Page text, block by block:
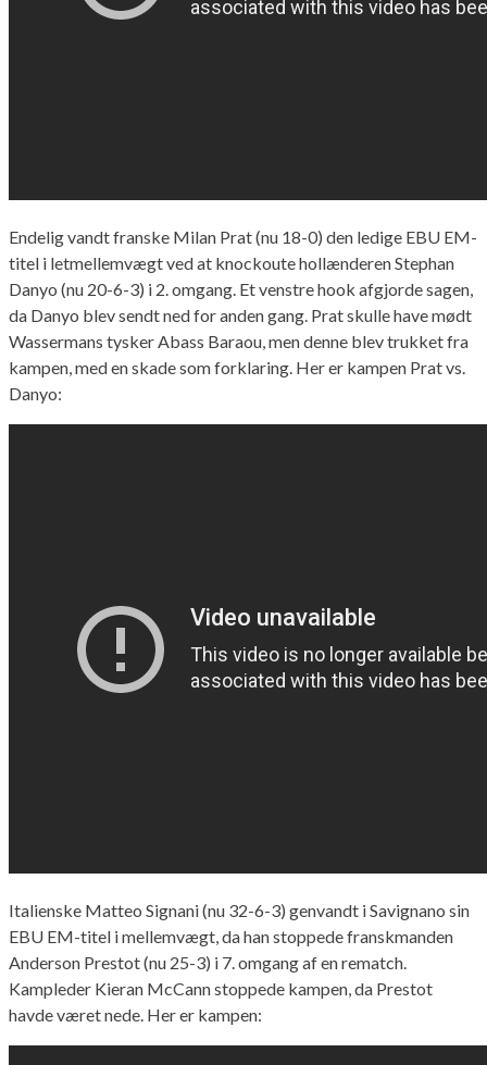
Endelig vandt franske Milan Prat (nu 18-0) den ledige EBU EM-
titel i letmellemvægt ved at knockoute hollænderen Stephan
Danyo (nu 20-6-3) i 2. omgang. Et venstre hook afgjorde sagen,
da Danyo blev sendt ned for anden gang. Prat skulle have mødt
Wassermans tysker Abass Baraou, men denne blev trukket fra
kampen, med en skade som forklaring. Her er kampen Prat vs.
Danyo:
Italienske Matteo Signani (nu 32-6-3) genvandt i Savignano sin
EBU EM-titel i mellemvægt, da han stoppede franskmanden
Anderson Prestot (nu 25-3) i 7. omgang af en rematch.
Kampleder Kieran McCann stoppede kampen, da Prestot
havde været nede. Her er kampen: